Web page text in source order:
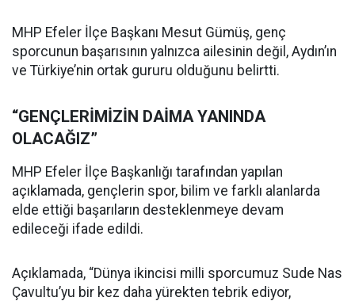
MHP Efeler İlçe Başkanı Mesut Gümüş, genç
sporcunun başarısının yalnızca ailesinin değil, Aydın’ın
ve Türkiye’nin ortak gururu olduğunu belirtti.
“GENÇLERİMİZİN DAİMA YANINDA
OLACAĞIZ”
MHP Efeler İlçe Başkanlığı tarafından yapılan
açıklamada, gençlerin spor, bilim ve farklı alanlarda
elde ettiği başarıların desteklenmeye devam
edileceği ifade edildi.
Açıklamada, “Dünya ikincisi milli sporcumuz Sude Nas
Çavultu’yu bir kez daha yürekten tebrik ediyor,